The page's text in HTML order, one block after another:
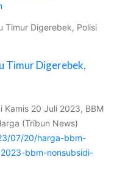
Timur Digerebek, Polisi
Timur Digerebek,
Kamis 20 Juli 2023, BBM
(Tribun News)
07/20/harga-bbm-
bbm-nonsubsidi-